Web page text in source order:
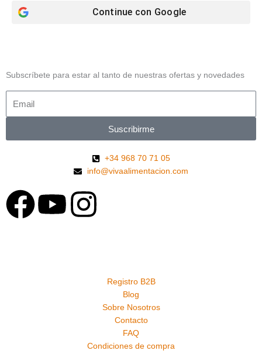
Continue con Google
Subscríbete para estar al tanto de nuestras ofertas y novedades
Suscribirme
Registro B2B
Blog
Sobre Nosotros
Contacto
FAQ
Condiciones de compra
+34 968 70 71 05
info@vivaalimentacion.com
F Y I